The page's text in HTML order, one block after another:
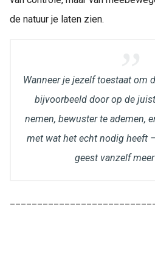
de natuur je laten zien.
Wanneer je jezelf toestaat om
bijvoorbeeld door op de
nemen, bewuster te ademen,
met wat het echt nodig heeft
geest vanzelf